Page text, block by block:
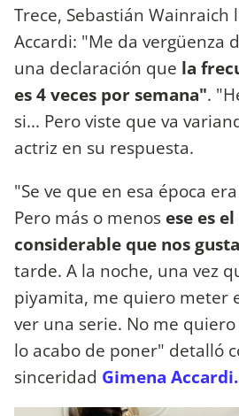
Trece, Sebastián Wainraich
Accardi: "Me da vergüenza
una declaración que la
es 4 veces por semana".
si... Pero viste que va
actriz en su respuesta.
"Se ve que en esa época
Pero más o menos ese es
considerable que nos
tarde. A la noche, una vez
piyamita, me quiero meter
ver una serie. No me
lo acabo de poner" detalló
sinceridad Gimena Accardi.